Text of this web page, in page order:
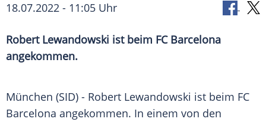
18.07.2022 - 11:05 Uhr
Robert Lewandowski ist beim FC Barcelona
angekommen.
München (SID) - Robert Lewandowski ist beim FC
Barcelona angekommen. In einem von den